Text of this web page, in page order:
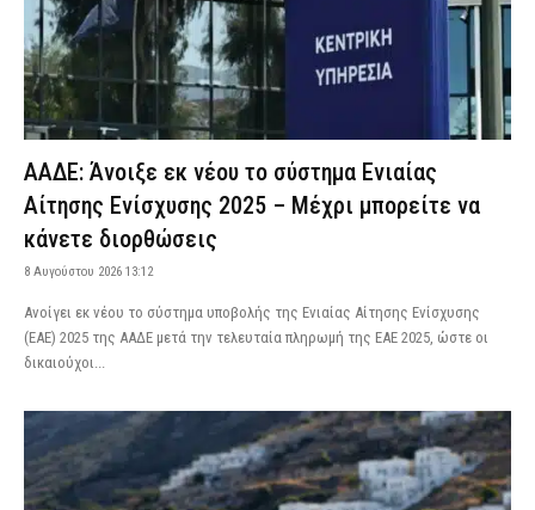
ΑΑΔΕ: Άνοιξε εκ νέου το σύστημα Ενιαίας
Αίτησης Ενίσχυσης 2025 – Μέχρι μπορείτε να
κάνετε διορθώσεις
8 Αυγούστου 2026 13:12
Aνοίγει εκ νέου το σύστημα υποβολής της Ενιαίας Αίτησης Ενίσχυσης
(ΕΑΕ) 2025 της ΑΑΔΕ μετά την τελευταία πληρωμή της ΕΑΕ 2025, ώστε οι
δικαιούχοι...